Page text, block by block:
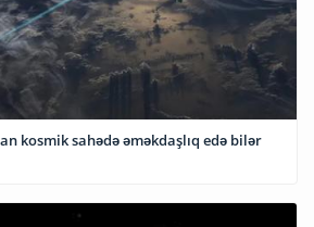
kosmik sahədə əməkdaşlıq edə bilər